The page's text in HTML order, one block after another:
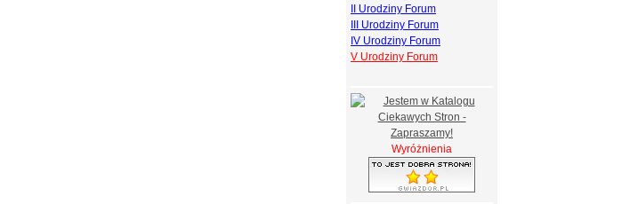
II Urodziny Forum
III Urodziny Forum
IV Urodziny Forum
V Urodziny Forum
Wyróżnienia